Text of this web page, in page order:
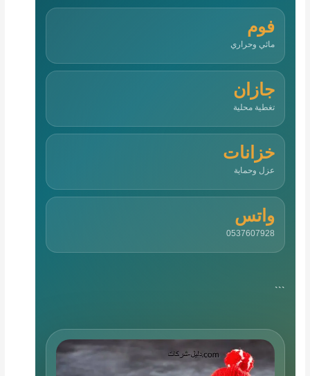
فوم
مائي وحراري
جازان
تغطية محلية
خزانات
عزل وحماية
واتس
0537607928
```